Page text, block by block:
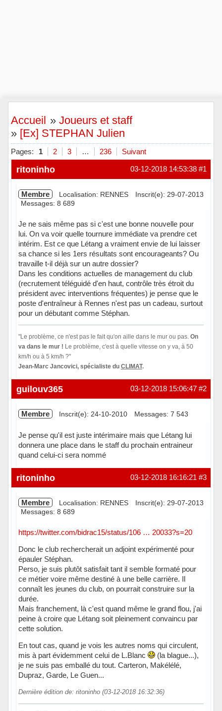
Accueil »Joueurs et staff
» [Ex] STEPHAN Julien
Pages: 1 2 3 … 236 Suivant
#1
03-12-2018 14:53:38
ritoninho
Membre Localisation: RENNES
Inscrit(e): 29-07-2013
Messages: 8 689
Je ne sais même pas si c'est une bonne nouvelle pour
lui. On va voir quelle tournure immédiate va prendre cet
intérim. Est ce que Létang a vraiment envie de lui laisser
sa chance si les 1ers résultats sont encourageants? Ou
travaille t-il déjà sur un autre dossier?
Dans les conditions actuelles de management du club
(recrutement téléguidé d'en haut, contrôle très étroit du
président avec interventions fréquentes) je pense que le
poste d'entraîneur à Rennes n'est pas un cadeau, surtout
pour un débutant comme Stéphan.
"Le problème, ce n'est pas le fait qu'on aille dans le mur ou pas. On
va dans le mur ! Le problème, c'est à quelle vitesse on y va, à 50
km/h ou à 5 km/h ?"
Jean-Marc Jancovici, spécialiste du CLIMAT.
Hors ligne #2
03-12-2018 15:06:47
guilouv365
Membre Inscrit(e): 24-10-2010 Messages: 7 543
Je pense qu'il est juste intérimaire mais que Létang lui
donnera une place dans le staff du prochain entraineur
quand celui-ci sera nommé
Hors ligne #3
03-12-2018 16:16:21
ritoninho
Membre Localisation: RENNES
Inscrit(e): 29-07-2013
Messages: 8 689
https://twitter.com/bidrac15/status/106 … 20033?s=20
Donc le club rechercherait un adjoint expérimenté pour
épauler Stéphan.
Perso, je suis plutôt satisfait tant il semble formaté pour
ce métier voire même destiné à une belle carrière. Il
connaît les jeunes du club, on pourrait construire sur la
durée.
Mais franchement, là c'est quand même le grand flou, j'ai
peine à croire que Létang soit pleinement convaincu par
cette solution.
En tout cas, quand je vois les autres noms qui circulent,
mis à part évidemment celui de L.Blanc
(la blague...),
je ne suis pas emballé du tout. Carteron, Makélélé,
Dupraz, Garde, Le Guen...
Dernière édition de: ritoninho (03-12-2018 16:32:36)